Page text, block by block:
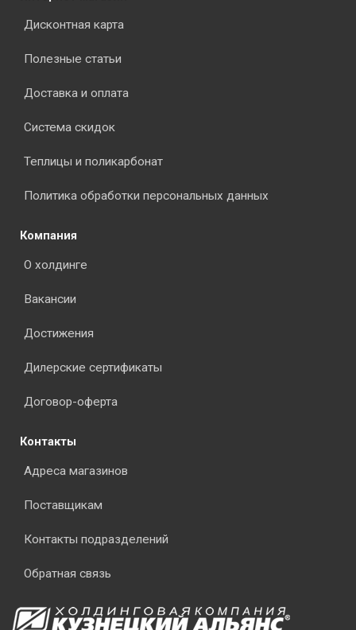
Дисконтная карта
Полезные статьи
Доставка и оплата
Система скидок
Теплицы и поликарбонат
Политика обработки персональных данных
Компания
О холдинге
Вакансии
Достижения
Дилерские сертификаты
Договор-оферта
Контакты
Адреса магазинов
Поставщикам
Контакты подразделений
Обратная связь